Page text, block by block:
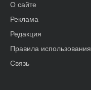
О сайте
Реклама
Редакция
Правила использования
Связь